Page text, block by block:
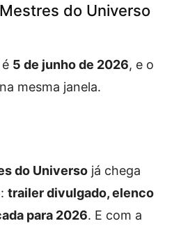
do Universo
5 de junho de 2026, e o
mesma janela.
do Universo já chega
trailer divulgado, elenco
para 2026. E com a